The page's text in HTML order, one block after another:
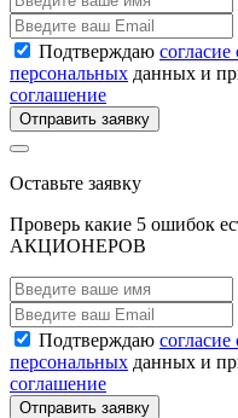
Подтверждаю
персональных данных и
соглашение
Отправить заявку
Оставьте заявку
Проверь какие 5 ошибок
АКЦИОНЕРОВ
Подтверждаю
персональных данных и
соглашение
Отправить заявку